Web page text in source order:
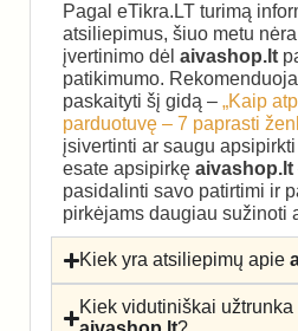
Pagal eTikra.LT turimą
atsiliepimus, šiuo metu
įvertinimo dėl aivashop.lt
patikimumo.
paskaityti šį gidą – „Kaip
parduotuvę – 7 paprasti
įsivertinti ar saugu apsipirkti
esate apsipirkę aivashop.lt
pasidalinti savo patirtimi ir
pirkėjams daugiau sužinoti
Kiek yra atsiliepimų apie
Kiek vidutiniškai